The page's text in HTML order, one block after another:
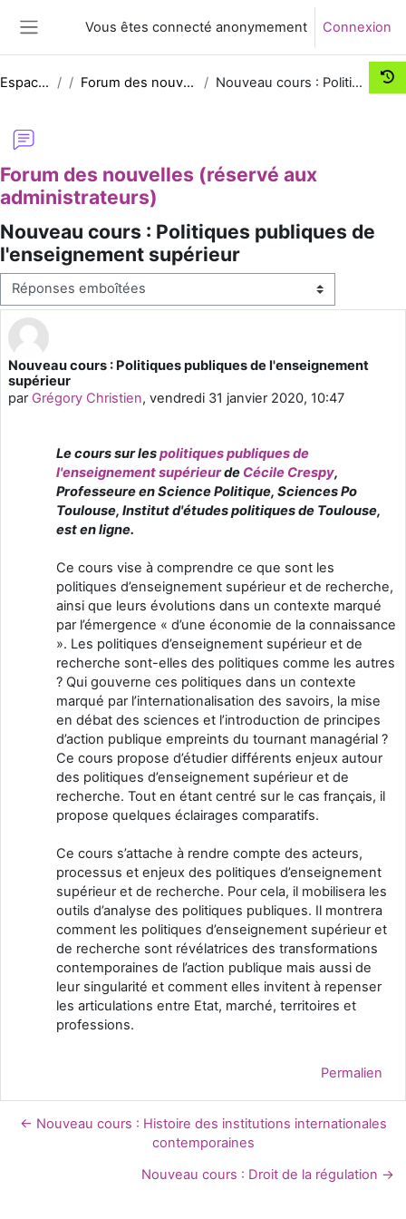
Vous êtes connecté anonymement Connexion
Espace Comm UNJF Forum des nouvelles (réservé aux administrateurs) Nouveau cours : Politiques publiques de l'enseignement supérieur
Forum des nouvelles (réservé aux
administrateurs)
Nouveau cours : Politiques publiques de
l'enseignement supérieur
Type d’affichage
Nouveau cours : Politiques publiques de l'enseignement
supérieur
par Grégory Christien, vendredi 31 janvier 2020, 10:47
Nombre de réponses : 0
Le cours sur lespolitiques publiques de
l'enseignement supérieurde Cécile Crespy,
Professeure en Science Politique, Sciences Po
Toulouse, Institut d'études politiques de Toulouse,
est en ligne.
Ce cours vise à comprendre ce que sont les
politiques d’enseignement supérieur et de recherche,
ainsi que leurs évolutions dans un contexte marqué
par l’émergence « d’une économie de la connaissance
». Les politiques d’enseignement supérieur et de
recherche sont-elles des politiques comme les autres
? Qui gouverne ces politiques dans un contexte
marqué par l’internationalisation des savoirs, la mise
en débat des sciences et l’introduction de principes
d’action publique empreints du tournant managérial ?
Ce cours propose d’étudier différents enjeux autour
des politiques d’enseignement supérieur et de
recherche. Tout en étant centré sur le cas français, il
propose quelques éclairages comparatifs.
Ce cours s’attache à rendre compte des acteurs,
processus et enjeux des politiques d’enseignement
supérieur et de recherche. Pour cela, il mobilisera les
outils d’analyse des politiques publiques. Il montrera
comment les politiques d’enseignement supérieur et
de recherche sont révélatrices des transformations
contemporaines de l’action publique mais aussi de
leur singularité et comment elles invitent à repenser
les articulations entre Etat, marché, territoires et
professions.
Permalien
← Nouveau cours : Histoire des institutions internationales
contemporaines
Nouveau cours : Droit de la régulation →